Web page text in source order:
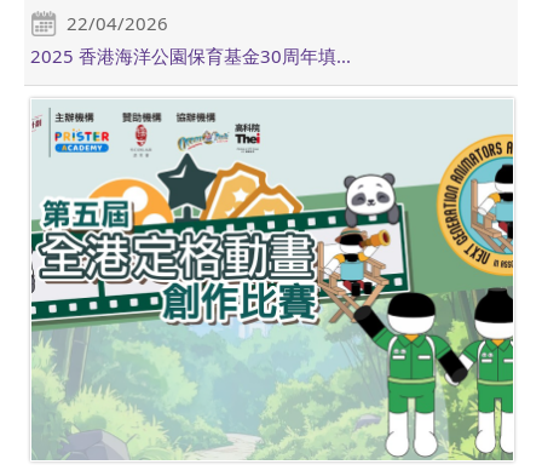
22/04/2026
2025 香港海洋公園保育基金30周年填...